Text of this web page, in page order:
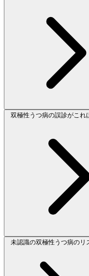
双極性うつ病の誤診がこれ
未認識の双極性うつ病のリ